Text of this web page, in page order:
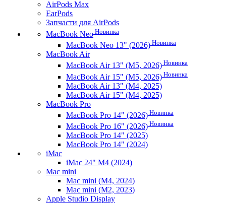
AirPods Max
EarPods
Запчасти для AirPods
MacBook Neo Новинка
MacBook Neo 13" (2026) Новинка
MacBook Air
MacBook Air 13" (M5, 2026) Новинка
MacBook Air 15" (M5, 2026) Новинка
MacBook Air 13" (M4, 2025)
MacBook Air 15" (M4, 2025)
MacBook Pro
MacBook Pro 14" (2026) Новинка
MacBook Pro 16" (2026) Новинка
MacBook Pro 14" (2025)
MacBook Pro 14" (2024)
iMac
iMac 24" M4 (2024)
Mac mini
Mac mini (M4, 2024)
Mac mini (M2, 2023)
Apple Studio Display